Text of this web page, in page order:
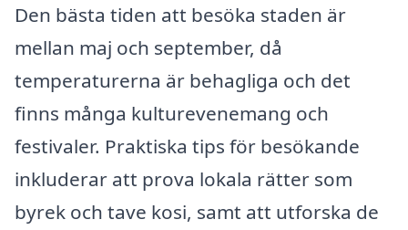
Den bästa tiden att besöka staden är
mellan maj och september, då
temperaturerna är behagliga och det
finns många kulturevenemang och
festivaler. Praktiska tips för besökande
inkluderar att prova lokala rätter som
byrek och tave kosi, samt att utforska de